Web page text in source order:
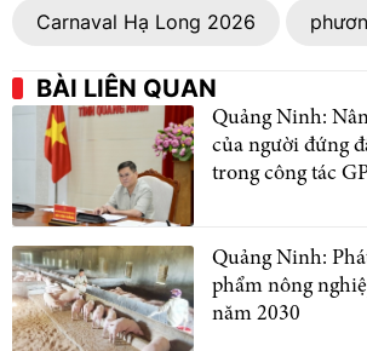
Carnaval Hạ Long 2026
BÀI LIÊN QUAN
Quảng Ninh:
của người đứng
trong công tác
Quảng Ninh:
phẩm nông
năm 2030